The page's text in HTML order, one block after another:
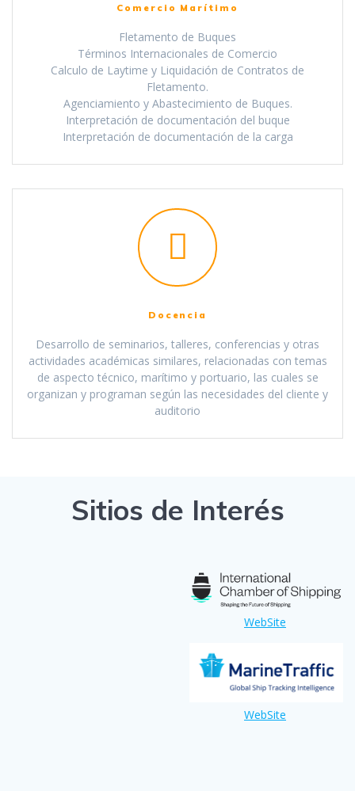
Comercio Marítimo
Fletamento de Buques
Términos Internacionales de Comercio
Calculo de Laytime y Liquidación de Contratos de
Fletamento.
Agenciamiento y Abastecimiento de Buques.
Interpretación de documentación del buque
Interpretación de documentación de la carga
Docencia
Desarrollo de seminarios, talleres, conferencias y otras
actividades académicas similares, relacionadas con temas
de aspecto técnico, marítimo y portuario, las cuales se
organizan y programan según las necesidades del cliente y
auditorio
Sitios de Interés
WebSite
WebSite